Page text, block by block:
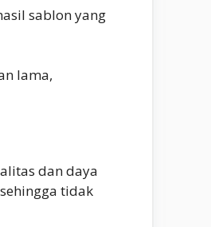
sablon yang
lama,
dan daya
tidak